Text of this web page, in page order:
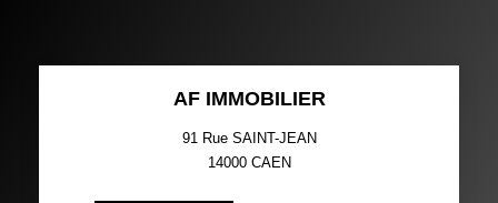
AF IMMOBILIER
91 Rue SAINT-JEAN
14000 CAEN